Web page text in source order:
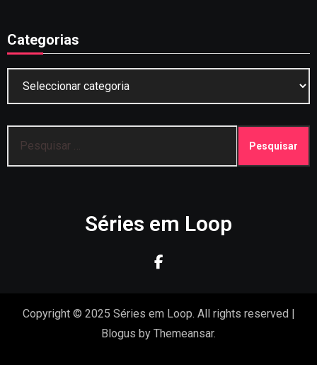
Categorias
por:
Séries em Loop
Copyright © 2025 Séries em Loop. All rights reserved |
Blogus by Themeansar.